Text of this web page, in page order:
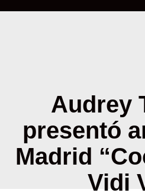
Audrey
presentó
Madrid
Vidi